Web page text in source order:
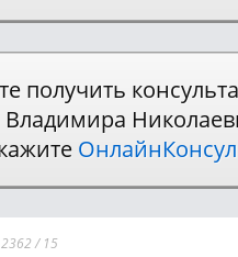
получить
Владимира
2362 / 15